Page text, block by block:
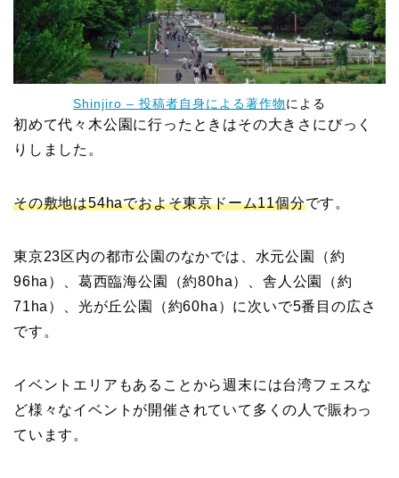
Shinjiro – 投稿者自身による著作物による
初めて代々木公園に行ったときはその大きさにびっく
りしました。
その敷地は54haでおよそ東京ドーム11個分です。
東京23区内の都市公園のなかでは、水元公園（約
96ha）、葛西臨海公園（約80ha）、舎人公園（約
71ha）、光が丘公園（約60ha）に次いで5番目の広さ
です。
イベントエリアもあることから週末には台湾フェスな
ど様々なイベントが開催されていて多くの人で賑わっ
ています。